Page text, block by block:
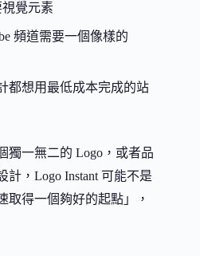
覺元素
頻道需要一個像樣的
都想用最低成本完成的站
獨一無二的 Logo，或者品
，Logo Instant 可能不是
取得一個夠好的起點」，